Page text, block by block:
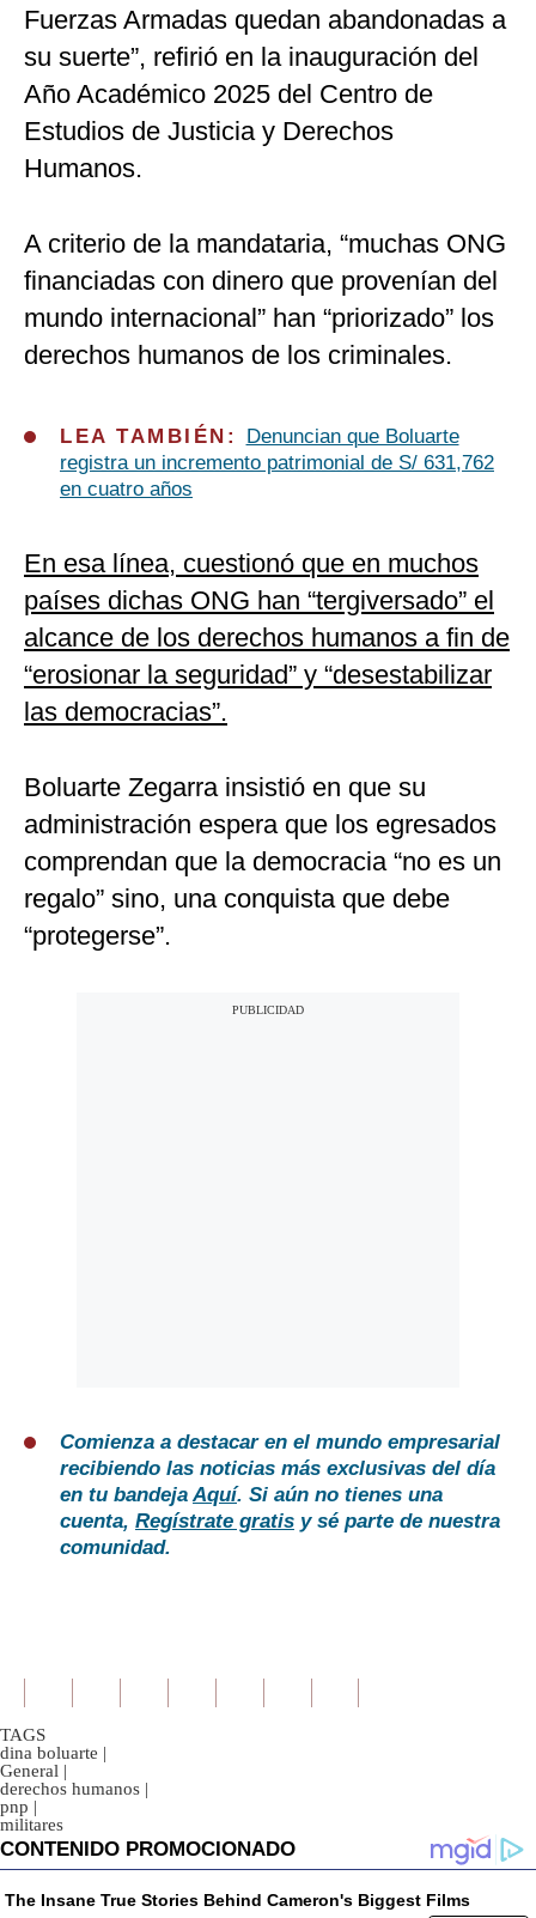
Fuerzas Armadas quedan abandonadas a
su suerte”, refirió en la inauguración del
Año Académico 2025 del Centro de
Estudios de Justicia y Derechos
Humanos.
A criterio de la mandataria, “muchas ONG
financiadas con dinero que provenían del
mundo internacional” han “priorizado” los
derechos humanos de los criminales.
LEA TAMBIÉN:
Denuncian que Boluarte
registra un incremento patrimonial de S/ 631,762
en cuatro años
En esa línea, cuestionó que en muchos
países dichas ONG han “tergiversado” el
alcance de los derechos humanos a fin de
“erosionar la seguridad” y “desestabilizar
las democracias”.
Boluarte Zegarra insistió en que su
administración espera que los egresados
comprendan que la democracia “no es un
regalo” sino, una conquista que debe
“protegerse”.
Comienza a destacar en el mundo empresarial
recibiendo las noticias más exclusivas del día
en tu bandejaAquí. Si aún no tienes una
cuenta, Regístrate gratis y sé parte de nuestra
comunidad.
TAGS
dina boluarte |
General |
derechos humanos |
pnp |
militares